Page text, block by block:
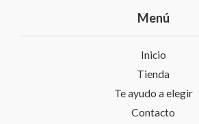
Menú
Inicio
Tienda
Te ayudo a elegir
Contacto